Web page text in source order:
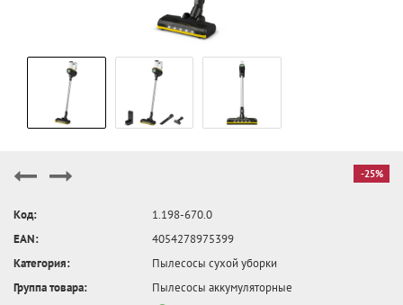
-25%
Код:
1.198-670.0
EAN:
4054278975399
Категория:
Пылесосы сухой уборки
Группа товара:
Пылесосы аккумуляторные